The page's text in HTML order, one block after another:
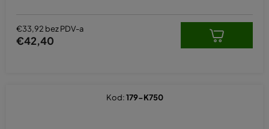
€33,92 bez PDV-a
€42,40
Kod:179-K750